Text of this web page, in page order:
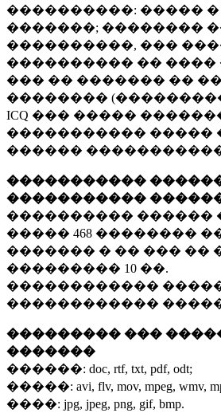
����������: �����
�������; ��������
����������, ���
���������� �� ����
��� �� ������� ��
��������
ICQ ��� �����
����������� �����
������
�����������
�����������
���������� ������
����� 468 ��������
������� � �� ��� ��
��������� 10 ��.
������������
������������
��������� ���
�������
������: doc, rtf, txt, pdf, odt;
�����: avi, flv, mov, mpeg, wmv,
����: jpg, jpeg, png, gif, bmp.